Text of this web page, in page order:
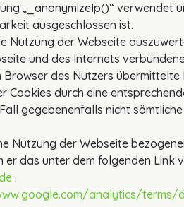
„_anonymizeIp()“ verwendet
ausgeschlossen ist.
Nutzung der Webseite
und des Internets
des Nutzers übermittelte
durch eine
gegebenenfalls nicht
Nutzung der Webseite
er das unter dem folgenden Link
.
analytics/terms/